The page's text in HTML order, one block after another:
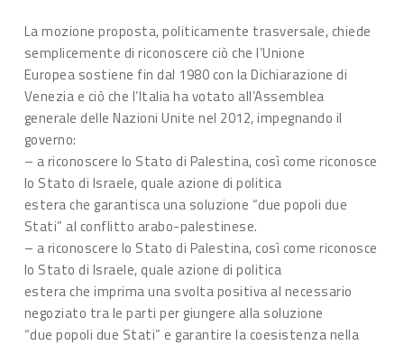
La mozione proposta, politicamente trasversale, chiede
semplicemente di riconoscere ciò che l’Unione
Europea sostiene fin dal 1980 con la Dichiarazione di
Venezia e ciò che l’Italia ha votato all’Assemblea
generale delle Nazioni Unite nel 2012, impegnando il
governo:
– a riconoscere lo Stato di Palestina, così come riconosce
lo Stato di Israele, quale azione di politica
estera che garantisca una soluzione “due popoli due
Stati” al conflitto arabo-palestinese.
– a riconoscere lo Stato di Palestina, così come riconosce
lo Stato di Israele, quale azione di politica
estera che imprima una svolta positiva al necessario
negoziato tra le parti per giungere alla soluzione
“due popoli due Stati” e garantire la coesistenza nella